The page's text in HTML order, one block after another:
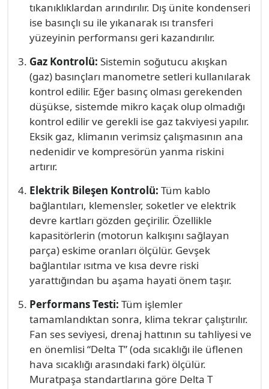
tıkanıklıklardan arındırılır. Dış ünite kondenseri
ise basınçlı su ile yıkanarak ısı transferi
yüzeyinin performansı geri kazandırılır.
Gaz Kontrolü: Sistemin soğutucu akışkan
(gaz) basınçları manometre setleri kullanılarak
kontrol edilir. Eğer basınç olması gerekenden
düşükse, sistemde mikro kaçak olup olmadığı
kontrol edilir ve gerekli ise gaz takviyesi yapılır.
Eksik gaz, klimanın verimsiz çalışmasının ana
nedenidir ve kompresörün yanma riskini
artırır.
Elektrik Bileşen Kontrolü: Tüm kablo
bağlantıları, klemensler, soketler ve elektrik
devre kartları gözden geçirilir. Özellikle
kapasitörlerin (motorun kalkışını sağlayan
parça) eskime oranları ölçülür. Gevşek
bağlantılar ısıtma ve kısa devre riski
yarattığından bu aşama hayati önem taşır.
Performans Testi: Tüm işlemler
tamamlandıktan sonra, klima tekrar çalıştırılır.
Fan ses seviyesi, drenaj hattının su tahliyesi ve
en önemlisi “Delta T” (oda sıcaklığı ile üflenen
hava sıcaklığı arasındaki fark) ölçülür.
Muratpaşa standartlarına göre Delta T